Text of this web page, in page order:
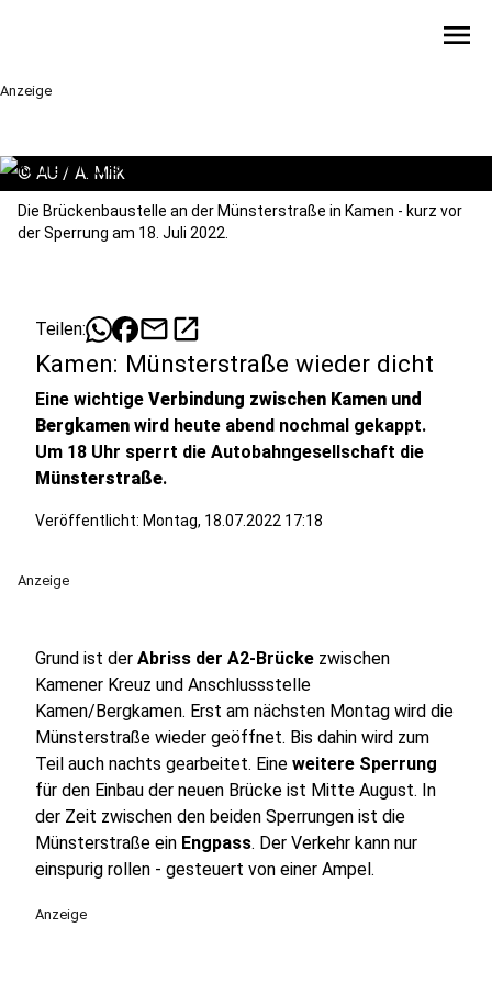
menu
Anzeige
© AU / A. Milk
Die Brückenbaustelle an der Münsterstraße in Kamen - kurz vor
der Sperrung am 18. Juli 2022.
Teilen: mailopen_in_new
Kamen: Münsterstraße wieder dicht
Eine wichtige Verbindung zwischen Kamen und
Bergkamen wird heute abend nochmal gekappt.
Um 18 Uhr sperrt die Autobahngesellschaft die
Münsterstraße.
Veröffentlicht: Montag, 18.07.2022 17:18
Anzeige
Grund ist der Abriss der A2-Brücke zwischen
Kamener Kreuz und Anschlussstelle
Kamen/Bergkamen. Erst am nächsten Montag wird die
Münsterstraße wieder geöffnet. Bis dahin wird zum
Teil auch nachts gearbeitet. Eine weitere Sperrung
für den Einbau der neuen Brücke ist Mitte August. In
der Zeit zwischen den beiden Sperrungen ist die
Münsterstraße ein Engpass. Der Verkehr kann nur
einspurig rollen - gesteuert von einer Ampel.
Anzeige